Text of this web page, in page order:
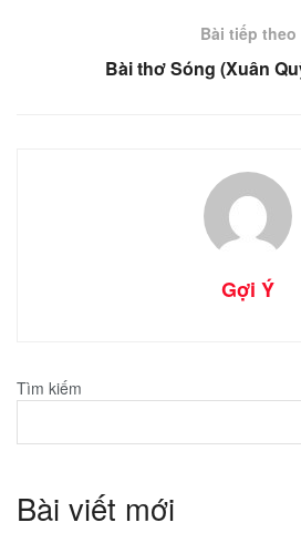
Bài tiếp theo
Bài thơ Sóng (Xuân
Gợi Ý
Tìm kiếm
Bài viết mới